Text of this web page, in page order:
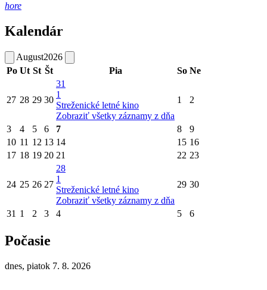
hore
Kalendár
August2026
Po Ut St Št Pia So Ne
27 28 29 30
31
1
Streženické letné kino
Zobraziť všetky záznamy z dňa
1 2
3 4 5 6 7 8
9
10 11 12 13 14 15 16
17 18 19 20 21 22 23
24 25 26 27
28
1
Streženické letné kino
Zobraziť všetky záznamy z dňa
29 30
31 1 2 3 4 5 6
Počasie
dnes, piatok 7. 8. 2026